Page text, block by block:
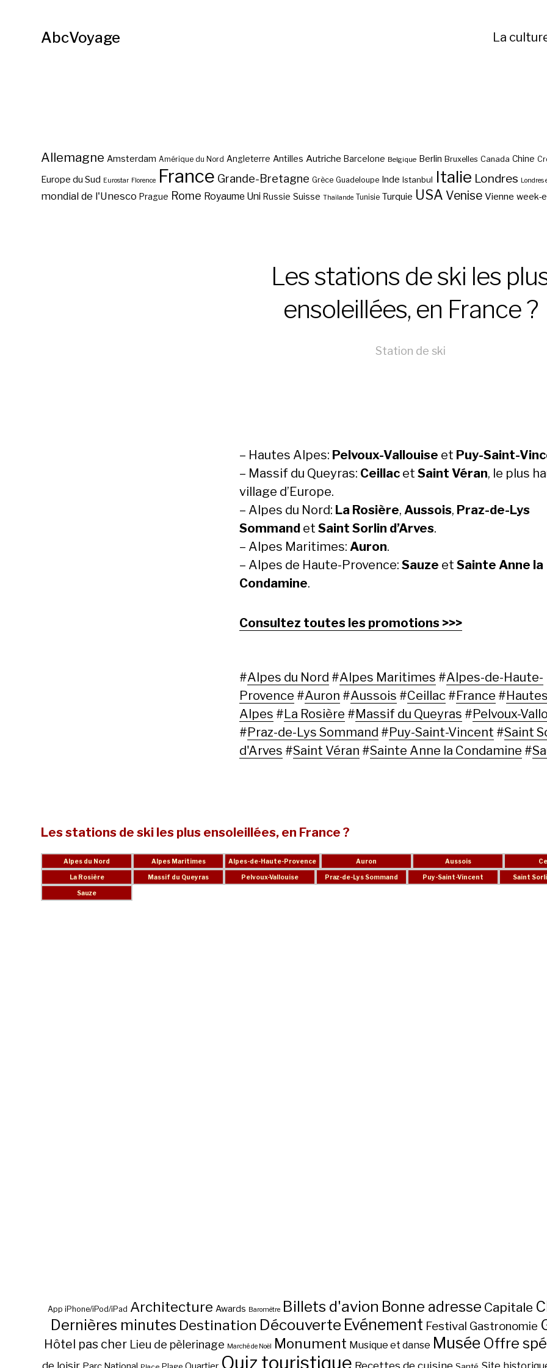
AbcVoyage La
Allemagne Amsterdam Amérique du Nord Angleterre Antilles Autriche Barcelone Belgique Berlin Bruxelles Canada Chine
Europe du Sud Eurostar Florence France Grande-Bretagne Grèce Guadeloupe Inde Istanbul Italie Londres Londres
mondial de l'Unesco Prague Rome Royaume Uni Russie Suisse Thaïlande Tunisie Turquie USA Venise Vienne week-
Les stations de ski les
ensoleillées, en France ?
Station de ski
– Hautes Alpes: Pelvoux-Vallouise et Puy-Saint-
– Massif du Queyras: Ceillac et Saint Véran, le plus
village d’Europe.
– Alpes du Nord: La Rosière, Aussois, Praz-de-Lys
Sommand et Saint Sorlin d’Arves.
– Alpes Maritimes: Auron.
– Alpes de Haute-Provence: Sauze et Sainte Anne la
Condamine.
Consultez toutes les promotions >>>
#Alpes du Nord #Alpes Maritimes #Alpes-de-Haute-
Provence #Auron #Aussois #Ceillac #France #Hautes
Alpes #La Rosière #Massif du Queyras #Pelvoux-
#Praz-de-Lys Sommand #Puy-Saint-Vincent #Saint
d'Arves #Saint Véran #Sainte Anne la Condamine #
Les stations de ski les plus ensoleillées, en France ?
App iPhone/iPod/iPad Architecture Awards Baromètre Billets d'avion Bonne adresse Capitale
Dernières minutes Destination Découverte Evénement Festival Gastronomie
Hôtel pas cher Lieu de pèlerinage Marché de Noël Monument Musique et danse Musée Offre
de loisir
Quiz touristique Recettes de cuisine Site